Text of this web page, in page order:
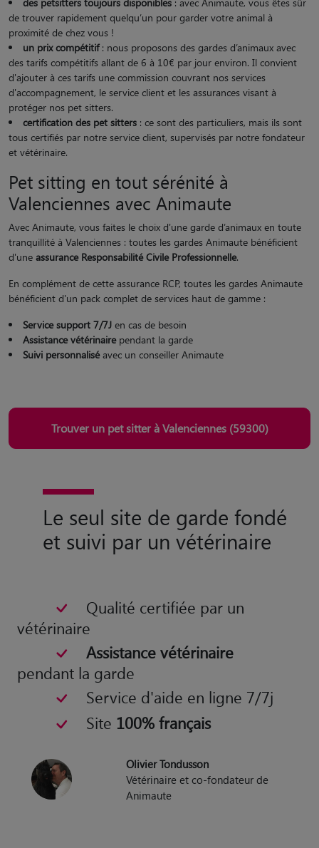
de trouver rapidement quelqu’un pour garder votre animal à
proximité de chez vous !
un prix compétitif: nous proposons des gardes d’animaux avec
des tarifs compétitifs allant de 6 à 10€ par jour environ. Il convient
d'ajouter à ces tarifs une commission couvrant nos services
d'accompagnement, le service client et les assurances visant à
protéger nos pet sitters.
certification des pet sitters : ce sont des particuliers, mais ils sont
tous certifiés par notre service client, supervisés par notre fondateur
et vétérinaire.
Pet sitting en tout sérénité à
Valenciennes avec Animaute
Avec Animaute, vous faites le choix d'une garde d’animaux en toute
tranquillité à Valenciennes : toutes les gardes Animaute bénéficient
d'une assurance Responsabilité Civile Professionnelle.
En complément de cette assurance RCP, toutes les gardes Animaute
bénéficient d'un pack complet de services haut de gamme :
Service support 7/7J en cas de besoin
Assistance vétérinairependant la garde
Suivi personnaliséavec un conseiller Animaute
Trouver un pet sitter à Valenciennes (59300)
Le seul site de garde fondé
et suivi par un vétérinaire
Qualité certifiée par un
vétérinaire
Assistance vétérinaire
pendant la garde
Service d'aide en ligne 7/7j
Site 100% français
Olivier Tondusson
Vétérinaire et co-fondateur de
Animaute